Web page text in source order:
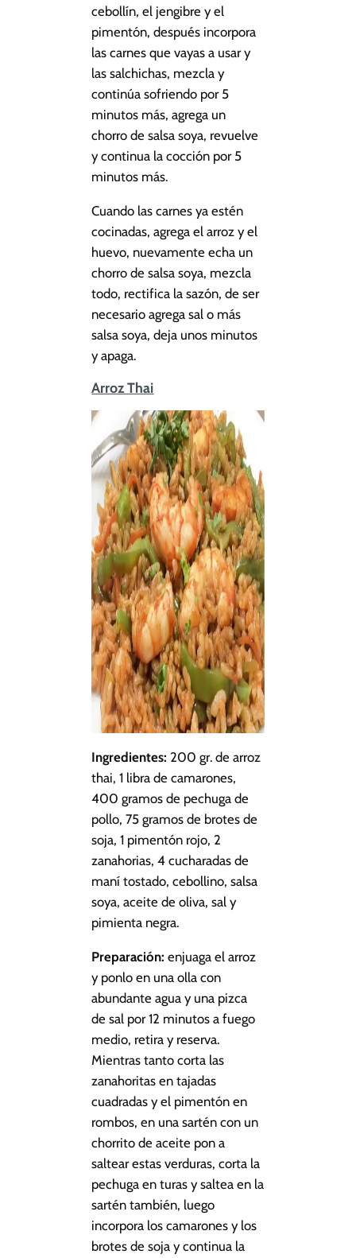
cebollín, el jengibre y el
pimentón, después incorpora
las carnes que vayas a usar y
las salchichas, mezcla y
continúa sofriendo por 5
minutos más, agrega un
chorro de salsa soya, revuelve
y continua la cocción por 5
minutos más.
Cuando las carnes ya estén
cocinadas, agrega el arroz y el
huevo, nuevamente echa un
chorro de salsa soya, mezcla
todo, rectifica la sazón, de ser
necesario agrega sal o más
salsa soya, deja unos minutos
y apaga.
Arroz Thai
Ingredientes: 200 gr. de arroz
thai, 1 libra de camarones,
400 gramos de pechuga de
pollo, 75 gramos de brotes de
soja, 1 pimentón rojo, 2
zanahorias, 4 cucharadas de
maní tostado, cebollino, salsa
soya, aceite de oliva, sal y
pimienta negra.
Preparación: enjuaga el arroz
y ponlo en una olla con
abundante agua y una pizca
de sal por 12 minutos a fuego
medio, retira y reserva.
Mientras tanto corta las
zanahoritas en tajadas
cuadradas y el pimentón en
rombos, en una sartén con un
chorrito de aceite pon a
saltear estas verduras, corta la
pechuga en turas y saltea en la
sartén también, luego
incorpora los camarones y los
brotes de soja y continua la